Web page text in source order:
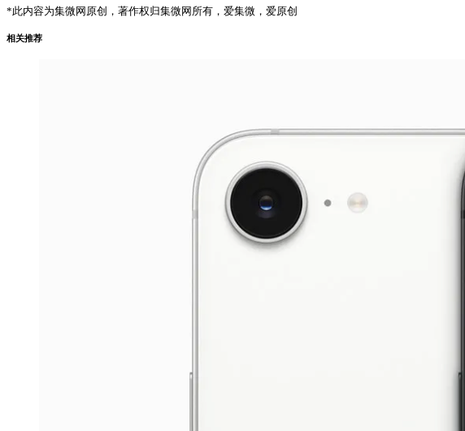
*此内容为集微网原创，著作权归集微网所有，爱集微，爱原创
相关推荐